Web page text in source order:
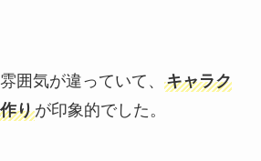
囲気が違っていて、 キャラク
りが印象的でした。